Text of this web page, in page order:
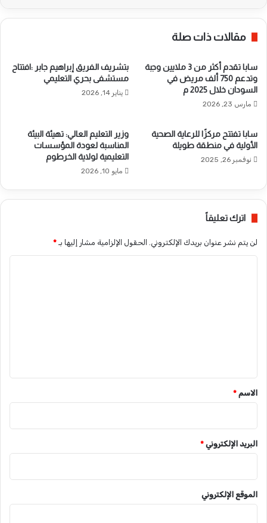
مقالات ذات صلة
سابا تقدم أكثر من 3 ملايين وجبة
وتدعم 750 ألف مريض في
السودان خلال 2025 م
مارس 23, 2026
بتشريف الفريق إبراهيم جابر :افتتاح
مستشفى بحري التعليمي
يناير 14, 2026
سابا تفتتح مركزًا للرعاية الصحية
الأولية في منطقة طويلة
نوفمبر 26, 2025
وزير التعليم العالي: تهيئة البيئة
المناسبة لعودة المؤسسات
التعليمية لولاية الخرطوم
مايو 10, 2026
اترك تعليقاً
لن يتم نشر عنوان بريدك الإلكتروني. الحقول الإلزامية مشار إليها بـ *
*الاسم *
البريد الإلكتروني *
الموقع الإلكتروني